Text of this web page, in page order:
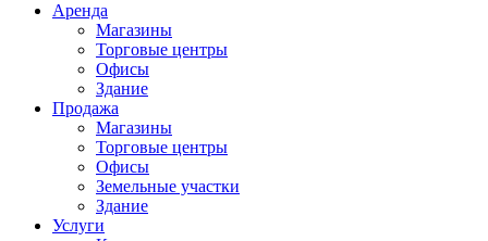
Аренда
Магазины
Торговые центры
Офисы
Здание
Продажа
Магазины
Торговые центры
Офисы
Земельные участки
Здание
Услуги